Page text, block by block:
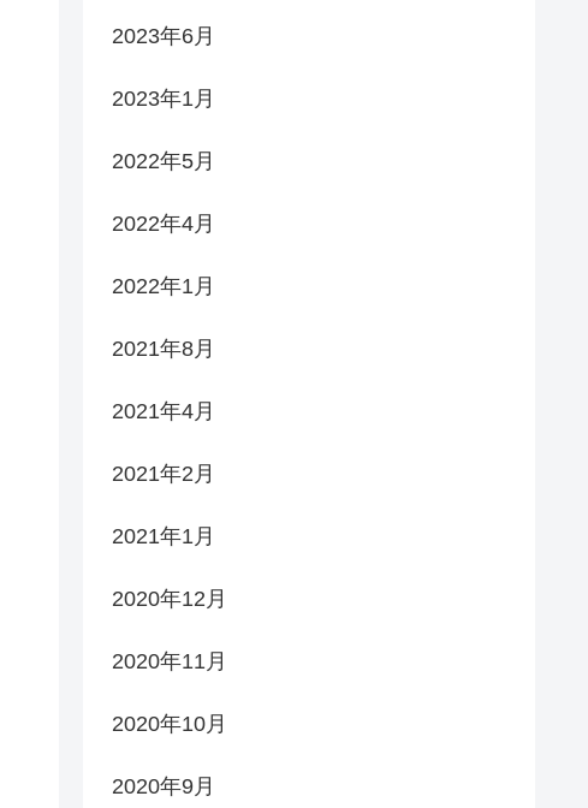
2023年6月
2023年1月
2022年5月
2022年4月
2022年1月
2021年8月
2021年4月
2021年2月
2021年1月
2020年12月
2020年11月
2020年10月
2020年9月